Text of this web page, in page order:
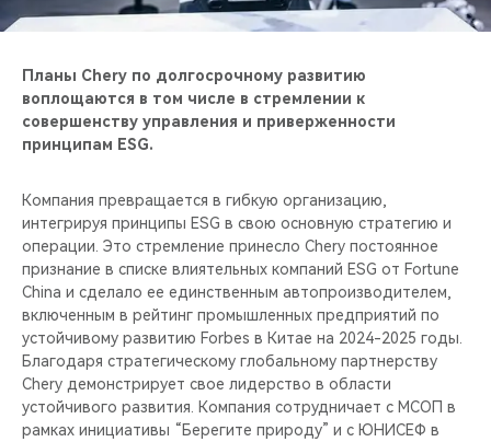
Планы Chery по долгосрочному развитию
воплощаются в том числе в стремлении к
совершенству управления и приверженности
принципам ESG.
Компания превращается в гибкую организацию,
интегрируя принципы ESG в свою основную стратегию и
операции. Это стремление принесло Chery постоянное
признание в списке влиятельных компаний ESG от Fortune
China и сделало ее единственным автопроизводителем,
включенным в рейтинг промышленных предприятий по
устойчивому развитию Forbes в Китае на 2024-2025 годы.
Благодаря стратегическому глобальному партнерству
Chery демонстрирует свое лидерство в области
устойчивого развития. Компания сотрудничает с МСОП в
рамках инициативы “Берегите природу” и с ЮНИСЕФ в